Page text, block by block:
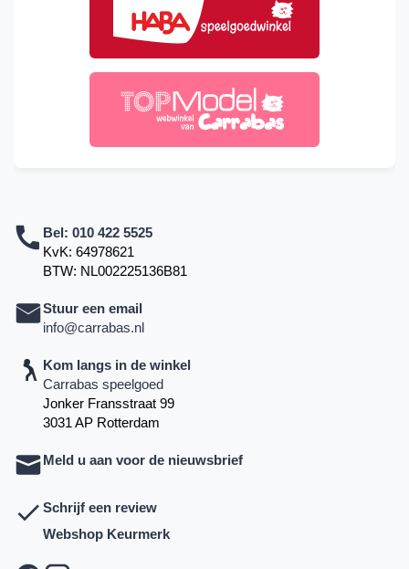
Bel: 010 422 5525
KvK: 64978621
BTW: NL002225136B81
Stuur een email
info@carrabas.nl
Kom langs in de winkel
Carrabas speelgoed
Jonker Fransstraat 99
3031 AP Rotterdam
Meld u aan voor de nieuwsbrief
Schrijf een review
Webshop Keurmerk